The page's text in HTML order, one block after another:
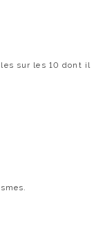
sur les 10 dont il